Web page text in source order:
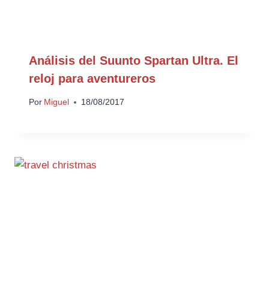
Análisis del Suunto Spartan Ultra. El
reloj para aventureros
Por Miguel 18/08/2017